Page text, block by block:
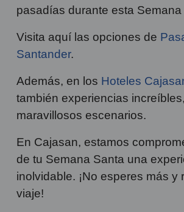
pasadías durante esta Semana
Visita aquí las opciones de
Santander.
Además, en los Hoteles
también experiencias
maravillosos escenarios.
En Cajasan, estamos
de tu Semana Santa una
inolvidable. ¡No esperes más y
viaje!